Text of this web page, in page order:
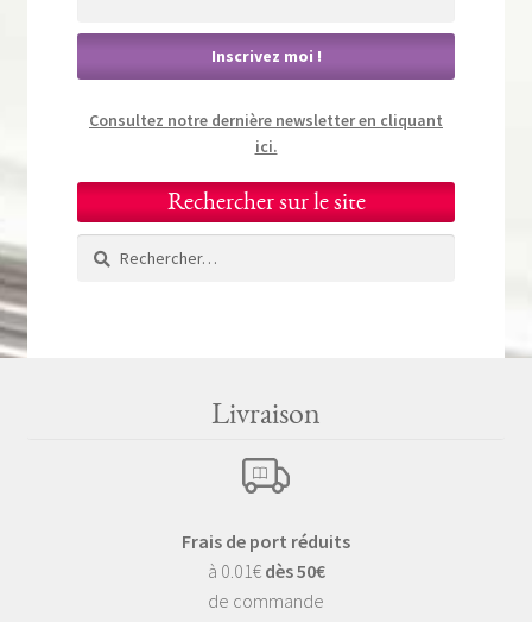
Consultez notre dernière newsletter en cliquant
ici.
Rechercher sur le site
Rechercher :
Livraison
Frais de port réduits
à 0.01€ dès 50€
de commande